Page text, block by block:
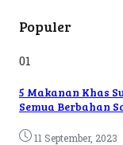
Populer
01
5 Makanan Khas
Semua Berbahan
11 September, 2023